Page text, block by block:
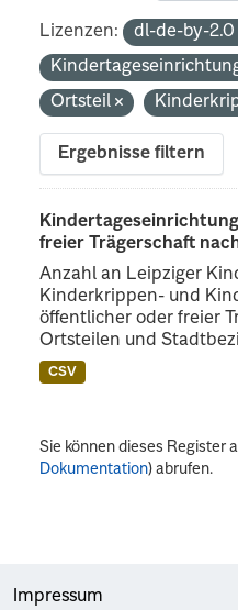
Lizenzen: dl-de-by-
Ortsteil
Ergebnisse filtern
freier Trägerschaft
Anzahl an Leipziger
Kinderkrippen- und
öffentlicher oder freier
Ortsteilen und
CSV
Sie können dieses Register
Dokumentation) abrufen.
Impressum